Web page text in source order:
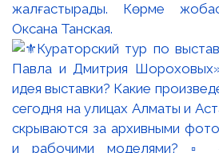
жалғастырады. Көрме
Оксана Танская.